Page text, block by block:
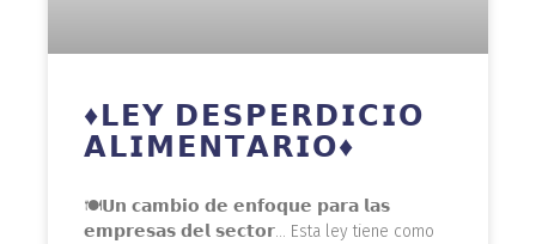
♦️𝗟𝗘𝗬 𝗗𝗘𝗦𝗣𝗘𝗥𝗗𝗜𝗖𝗜𝗢
𝗔𝗟𝗜𝗠𝗘𝗡𝗧𝗔𝗥𝗜𝗢♦️
🍽️𝗨𝗻 𝗰𝗮𝗺𝗯𝗶𝗼 𝗱𝗲 𝗲𝗻𝗳𝗼𝗾𝘂𝗲 𝗽𝗮𝗿𝗮 𝗹𝗮𝘀
𝗲𝗺𝗽𝗿𝗲𝘀𝗮𝘀 𝗱𝗲𝗹 𝘀𝗲𝗰𝘁𝗼𝗿… Esta ley tiene como